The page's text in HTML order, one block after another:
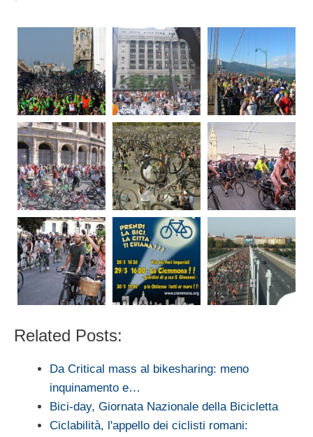
Related Posts:
Da Critical mass al bikesharing: meno
inquinamento e…
Bici-day, Giornata Nazionale della Bicicletta
Ciclabilità, l'appello dei ciclisti romani: